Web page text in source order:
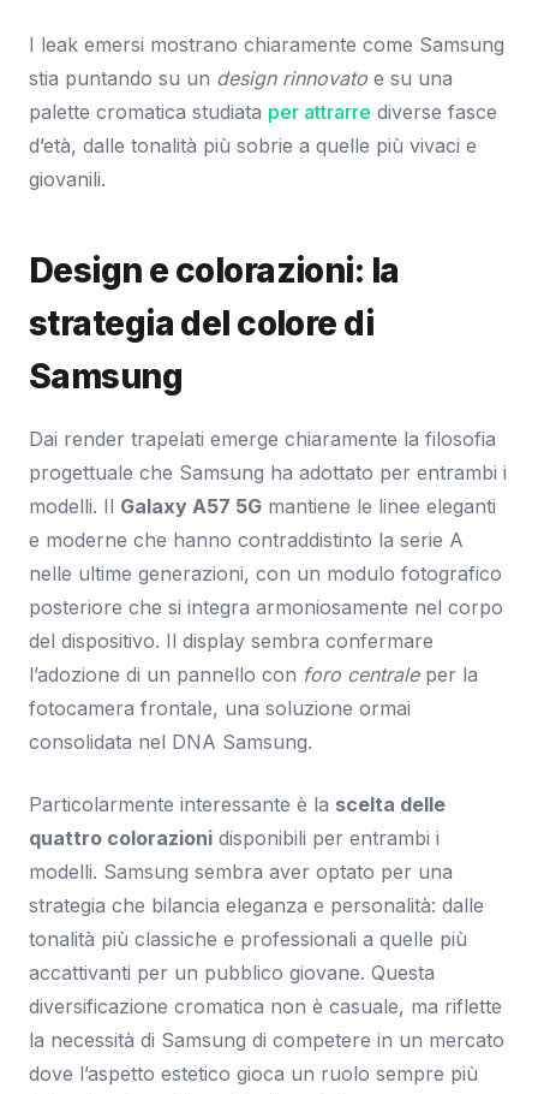
I leak emersi mostrano chiaramente come Samsung
stia puntando su un design rinnovato e su una
palette cromatica studiata per attrarre diverse fasce
d’età, dalle tonalità più sobrie a quelle più vivaci e
giovanili.
Design e colorazioni: la
strategia del colore di
Samsung
Dai render trapelati emerge chiaramente la filosofia
progettuale che Samsung ha adottato per entrambi i
modelli. Il Galaxy A57 5G mantiene le linee eleganti
e moderne che hanno contraddistinto la serie A
nelle ultime generazioni, con un modulo fotografico
posteriore che si integra armoniosamente nel corpo
del dispositivo. Il display sembra confermare
l’adozione di un pannello con foro centraleper la
fotocamera frontale, una soluzione ormai
consolidata nel DNA Samsung.
Particolarmente interessante è la scelta delle
quattro colorazioni disponibili per entrambi i
modelli. Samsung sembra aver optato per una
strategia che bilancia eleganza e personalità: dalle
tonalità più classiche e professionali a quelle più
accattivanti per un pubblico giovane. Questa
diversificazione cromatica non è casuale, ma riflette
la necessità di Samsung di competere in un mercato
dove l’aspetto estetico gioca un ruolo sempre più